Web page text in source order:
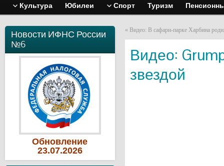
Культура Юбилеи Спорт Туризм
Новости ИФНС России
№6
Обновление
23.07.2026
« Видео: В сафари-парке Харбина
Видео:
звездой